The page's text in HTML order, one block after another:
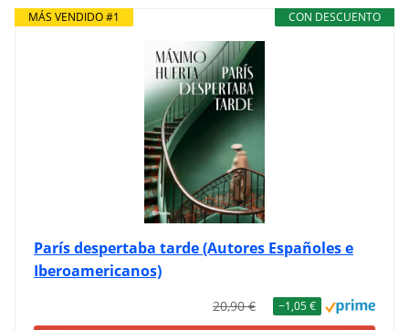
CON DESCUENTO
MÁS VENDIDO #1
París despertaba tarde (Autores Españoles e
Iberoamericanos)
20,90 € −1,05 €